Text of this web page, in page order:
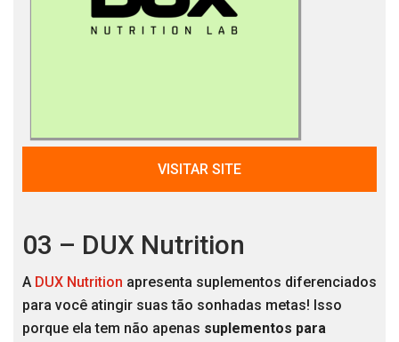
VISITAR SITE
03 – DUX Nutrition
A DUX Nutrition apresenta suplementos diferenciados
para você atingir suas tão sonhadas metas! Isso
porque ela tem não apenas suplementos para